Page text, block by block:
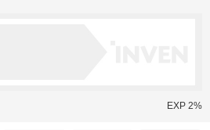
EXP 2%